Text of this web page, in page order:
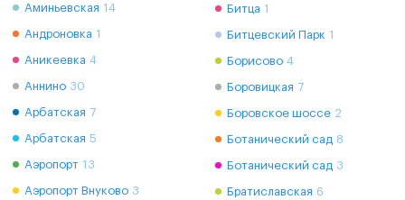
Аминьевская 14
Андроновка 1
Аникеевка 4
Аннино 30
Арбатская 7
Арбатская 5
Аэропорт 13
Аэропорт Внуково 3
Битца 1
Битцевский Парк 1
Борисово 4
Боровицкая 7
Боровское шоссе 2
Ботанический сад 8
Ботанический сад 3
Братиславская 6